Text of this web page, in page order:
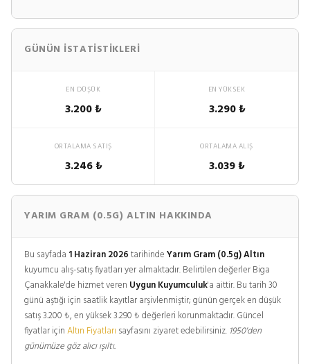
GÜNÜN İSTATISTIKLERI
EN DÜŞÜK
3.200 ₺
EN YÜKSEK
3.290 ₺
ORTALAMA SATIŞ
3.246 ₺
ORTALAMA ALIŞ
3.039 ₺
YARIM GRAM (0.5G) ALTIN HAKKINDA
Bu sayfada 1 Haziran 2026tarihindeYarım Gram (0.5g) Altın
kuyumcu alış-satış fiyatları yer almaktadır. Belirtilen değerler Biga
Çanakkale'de hizmet veren Uygun Kuyumculuk'a aittir. Bu tarih 30
günü aştığı için saatlik kayıtlar arşivlenmiştir; günün gerçek en düşük
satış 3.200 ₺, en yüksek 3.290 ₺ değerleri korunmaktadır. Güncel
fiyatlar içinAltın Fiyatları sayfasını ziyaret edebilirsiniz. 1950'den
günümüze göz alıcı ışıltı.